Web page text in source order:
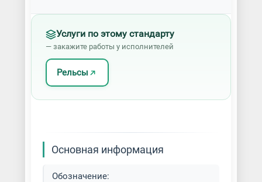
Услуги по этому стандарту
— закажите работы у исполнителей
Рельсы
Основная информация
Обозначение: